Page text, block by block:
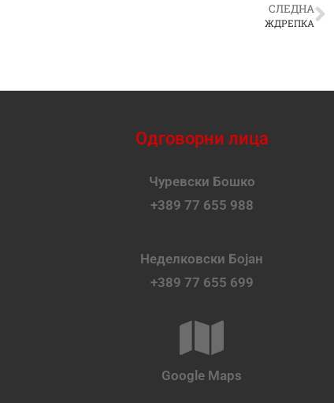
СЛЕДНА
ЖДРЕПКА
Одговорни лица
Чуревски Бошко
+389 77 655 988
Неделковски Бојан
+389 77 655 699
Google Maps